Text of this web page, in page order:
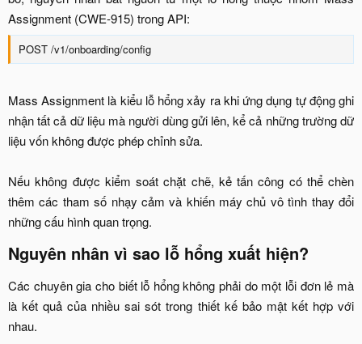
Assignment (CWE-915) trong API:​
POST /v1/onboarding/config​
Mass Assignment là kiểu lỗ hổng xảy ra khi ứng dụng tự động ghi
nhận tất cả dữ liệu mà người dùng gửi lên, kể cả những trường dữ
liệu vốn không được phép chỉnh sửa.
Nếu không được kiểm soát chặt chẽ, kẻ tấn công có thể chèn
thêm các tham số nhạy cảm và khiến máy chủ vô tình thay đổi
những cấu hình quan trọng.​
Nguyên nhân vì sao lỗ hổng xuất hiện?​
Các chuyên gia cho biết lỗ hổng không phải do một lỗi đơn lẻ mà
là kết quả của nhiều sai sót trong thiết kế bảo mật kết hợp với
nhau.